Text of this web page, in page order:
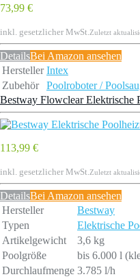
73,99 €
inkl. gesetzlicher MwSt. Zuletzt
DetailsBei Amazon ansehen
Hersteller Intex
Zubehör
Poolroboter /
Bestway Flowclear Elektrische
113,99 €
inkl. gesetzlicher MwSt. Zuletzt
DetailsBei Amazon ansehen
Hersteller
Bestway
Typen
Elektrische
Artikelgewicht
3,6 kg
Poolgrö­ße
bis 6.000 l
Durchlaufmenge 3.785 l/h